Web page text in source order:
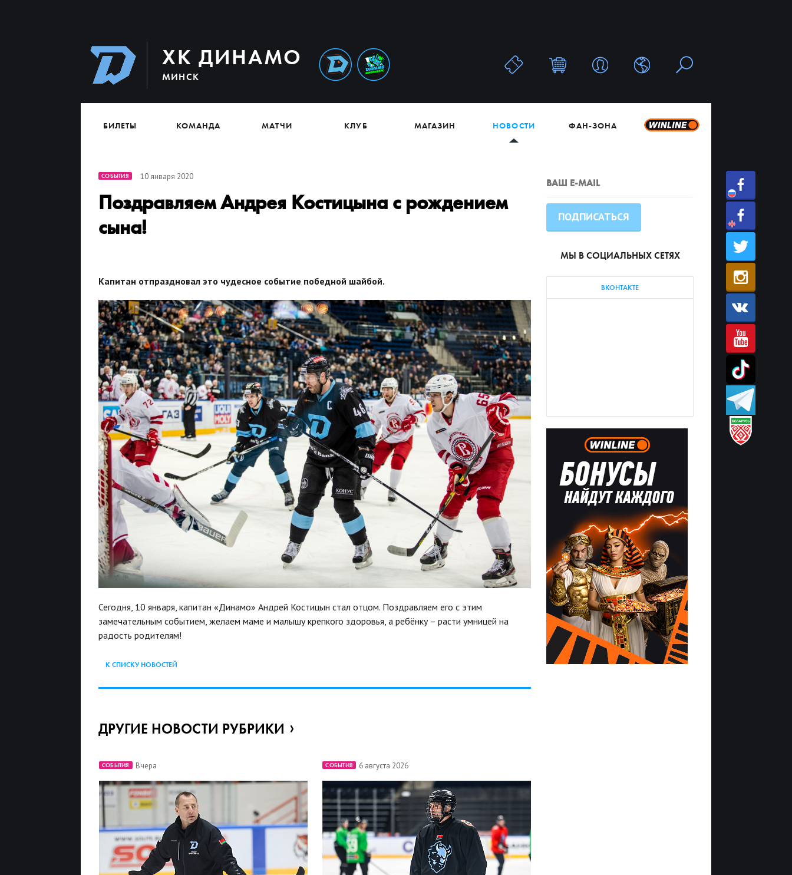
ХК ДИНАМО
МИНСК
БИЛЕТЫ КОМАНДА МАТЧИ КЛУБ МАГАЗИН НОВОСТИ ФАН-ЗОНА
МЫ В СОЦИАЛЬНЫХ СЕТЯХ
ВКОНТАКТЕ
СОБЫТИЯ 10 января 2020
Поздравляем Андрея Костицына с рождением
сына!
Капитан отпраздновал это чудесное событие победной шайбой.
Сегодня, 10 января, капитан «Динамо» Андрей Костицын стал отцом. Поздравляем его с этим
замечательным событием, желаем маме и малышу крепкого здоровья, а ребёнку – расти умницей на
радость родителям!
К СПИСКУ НОВОСТЕЙ
ДРУГИЕ НОВОСТИ РУБРИКИ
СОБЫТИЯ Вчера СОБЫТИЯ 6 августа 2026